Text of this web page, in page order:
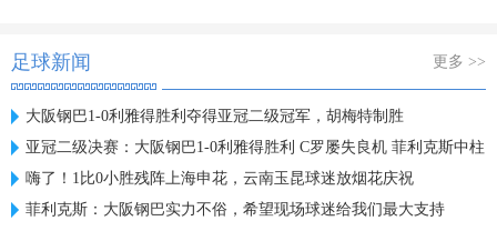
足球新闻 更多 >>
大阪钢巴1-0利雅得胜利夺得亚冠二级冠军，胡梅特制胜
亚冠二级决赛：大阪钢巴1-0利雅得胜利 C罗屡失良机 菲利克斯中柱
嗨了！1比0小胜残阵上海申花，云南玉昆球迷放烟花庆祝
菲利克斯：大阪钢巴实力不俗，希望现场球迷给我们最大支持